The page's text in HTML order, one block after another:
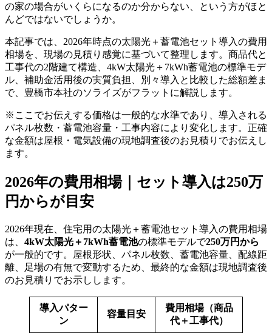
の家の場合がいくらになるのか分からない、という方がほと
んどではないでしょうか。
本記事では、2026年時点の太陽光＋蓄電池セット導入の費用
相場を、現場の見積り感覚に基づいて整理します。商品代と
工事代の2階建て構造、4kW太陽光＋7kWh蓄電池の標準モデ
ル、補助金活用後の実質負担、別々導入と比較した総額差ま
で、豊橋市本社のソライズがフラットに解説します。
※ここでお伝えする価格は一般的な水準であり、導入される
パネル枚数・蓄電池容量・工事内容により変化します。正確
な金額は屋根・電気設備の現地調査後のお見積りでお伝えし
ます。
2026年の費用相場｜セット導入は250万
円からが目安
2026年現在、住宅用の太陽光＋蓄電池セット導入の費用相場
は、 4kW太陽光＋7kWh蓄電池の標準モデルで250万円から
が一般的です。屋根形状、パネル枚数、蓄電池容量、配線距
離、足場の有無で変動するため、最終的な金額は現地調査後
のお見積りでお示しします。
導入パター
ン
容量目安
費用相場（商品
代＋工事代）